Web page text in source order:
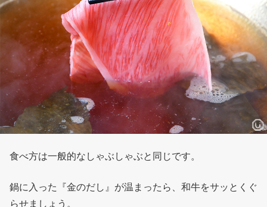
食べ方は一般的なしゃぶしゃぶと同じです。
鍋に入った『金のだし』が温まったら、和牛をサッとくぐ
らせましょう。